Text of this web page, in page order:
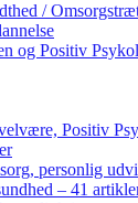
/
og Positiv
Positiv
personlig
– 41